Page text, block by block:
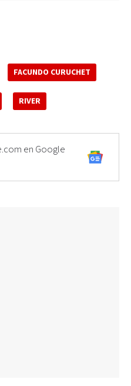
FACUNDO CURUCHET
RIVER
en Google